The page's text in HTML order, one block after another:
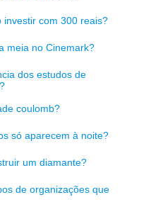
investir com 300 reais?
meia no Cinemark?
dos estudos de
coulomb?
só aparecem à noite?
um diamante?
de organizações que